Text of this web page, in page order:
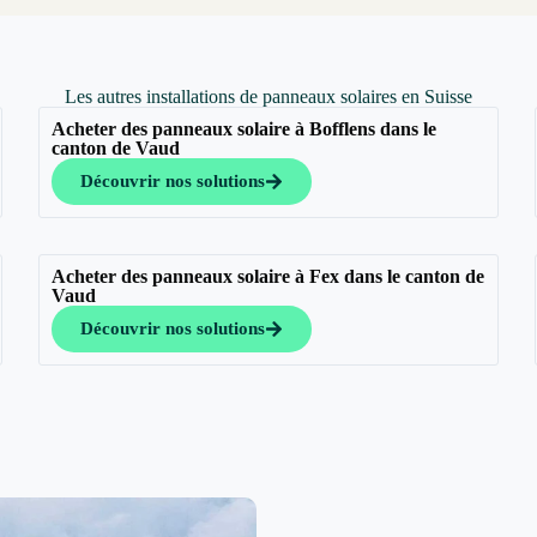
Les autres installations de panneaux solaires en Suisse
Acheter des panneaux solaire à Bofflens dans le
canton de Vaud
Découvrir nos solutions
Acheter des panneaux solaire à Fex dans le canton de
Vaud
Découvrir nos solutions